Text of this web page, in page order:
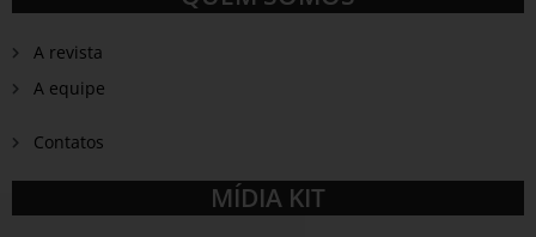
A revista
A equipe
Contatos
MÍDIA KIT